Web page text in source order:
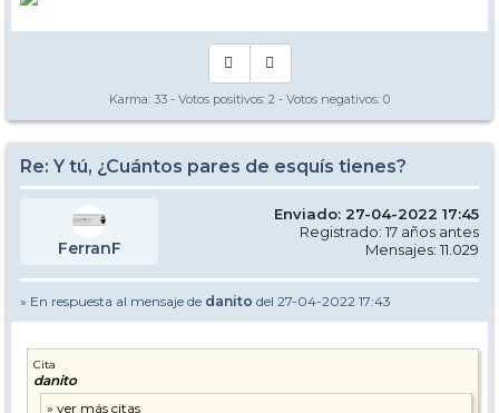
Karma: 33 - Votos positivos: 2 - Votos negativos: 0
Re: Y tú, ¿Cuántos pares de esquís tienes?
FerranF
Enviado: 27-04-2022 17:45
Registrado: 17 años antes
Mensajes: 11.029
» En respuesta al mensaje de danito del 27-04-2022 17:43
Cita
danito